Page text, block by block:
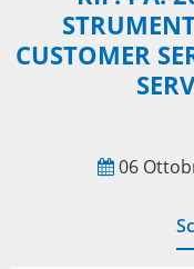
CUSTOMER
06